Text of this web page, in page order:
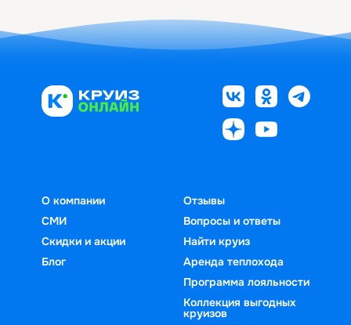
О компании
СМИ
Скидки и акции
Блог
Отзывы
Вопросы и ответы
Найти круиз
Аренда теплохода
Программа лояльности
Коллекция выгодных
круизов